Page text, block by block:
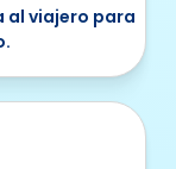
al viajero para